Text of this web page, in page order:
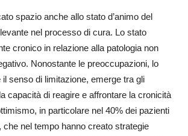
spazio anche allo stato d’animo del
nel processo di cura. Lo stato
cronico in relazione alla patologia non
Nonostante le preoccupazioni, lo
senso di limitazione, emerge tra gli
capacità di reagire e affrontare la cronicità
in particolare nel 40% dei pazienti
che nel tempo hanno creato strategie